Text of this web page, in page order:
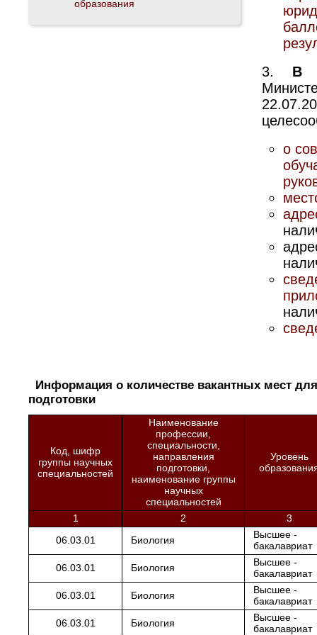
образования
3. В
о
Информация о количестве вакантных мест
подготовки
Код, шифр
группы научных
специальностей
Наименование
профессии,
специальности,
направления
подготовки,
наименование группы
научных
специальностей
Уровень
1 2
3
06.03.01
Биология
Высшее -
бакалавриат
06.03.01
Биология
Высшее -
бакалавриат
06.03.01
Биология
Высшее -
бакалавриат
06.03.01
Биология
Высшее -
бакалавриат